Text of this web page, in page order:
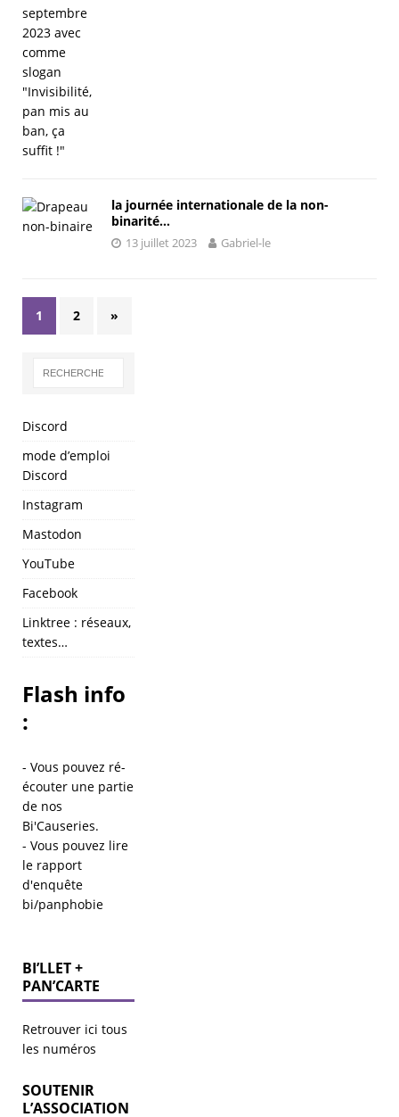
la journée internationale de la non-
binarité…
13 juillet 2023 Gabriel-le
1 2 »
Discord
mode d’emploi
Discord
Instagram
Mastodon
YouTube
Facebook
Linktree : réseaux,
textes…
Flash info
:
- Vous pouvez ré-
écouter une partie
de nos
Bi'Causeries.
- Vous pouvez lire
le rapport
d'enquête
bi/panphobie
BI’LLET +
PAN’CARTE
Retrouver ici tous
les numéros
SOUTENIR
L’ASSOCIATION